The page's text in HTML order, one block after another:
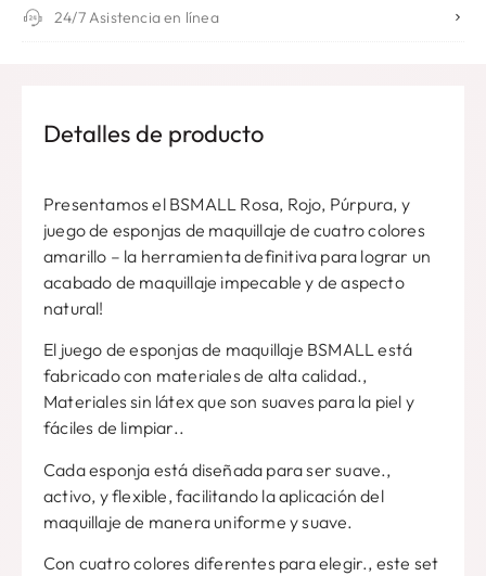
24/7 Asistencia en línea
Detalles de producto
Presentamos el BSMALL Rosa, Rojo, Púrpura, y
juego de esponjas de maquillaje de cuatro colores
amarillo – la herramienta definitiva para lograr un
acabado de maquillaje impecable y de aspecto
natural!
El juego de esponjas de maquillaje BSMALL está
fabricado con materiales de alta calidad.,
Materiales sin látex que son suaves para la piel y
fáciles de limpiar..
Cada esponja está diseñada para ser suave.,
activo, y flexible, facilitando la aplicación del
maquillaje de manera uniforme y suave.
Con cuatro colores diferentes para elegir., este set